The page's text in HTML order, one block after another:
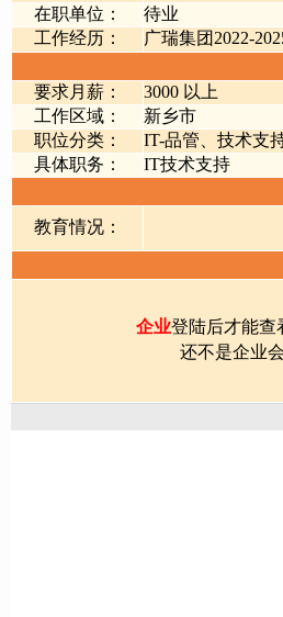
在职单位：
待业
工作经历：
广瑞集团2022-
要求月薪：
3000 以上
工作区域：
新乡市
职位分类：
IT-品管、技术支
具体职务：
IT技术支持
教育情况：
企业登陆后才能查
还不是企业